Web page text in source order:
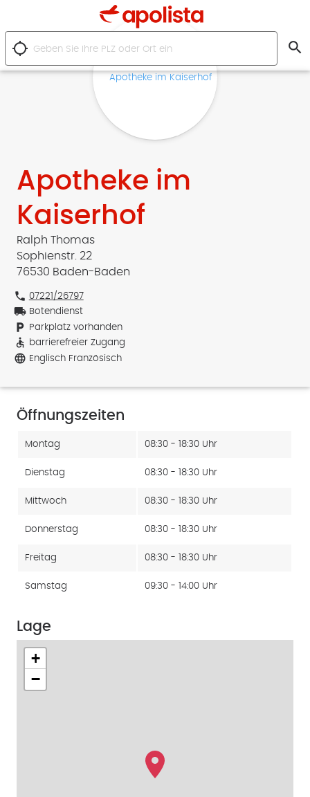
location_searching search
Apotheke im
Kaiserhof
Ralph Thomas
Sophienstr. 22
76530 Baden-Baden
phone 07221/26797
local_shipping Botendienst
local_parking Parkplatz vorhanden
accessible barrierefreier Zugang
language Englisch Französisch
Öffnungszeiten
Montag 08:30 - 18:30 Uhr
Dienstag 08:30 - 18:30 Uhr
Mittwoch 08:30 - 18:30 Uhr
Donnerstag 08:30 - 18:30 Uhr
Freitag 08:30 - 18:30 Uhr
Samstag 09:30 - 14:00 Uhr
Lage
+
−